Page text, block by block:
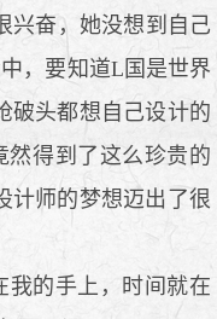
奋，她没想到自己
，要知道L国是世界
破头都想自己设计的
得到了这么珍贵的
计师的梦想迈出了很
的手上，时间就在